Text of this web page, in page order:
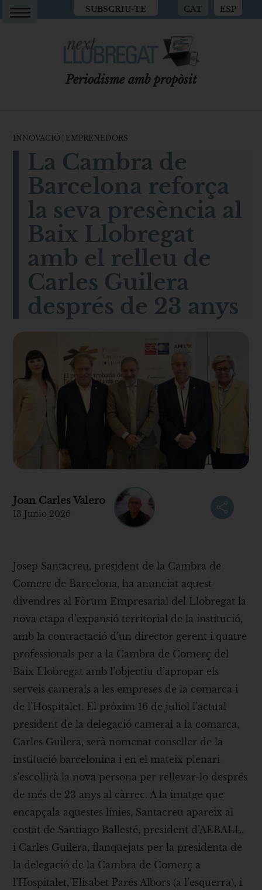
SUBSCRIU-TE CAT ESP
Periodisme amb propòsit
INNOVACIÓ EMPRENEDORS
La Cambra de
Barcelona reforça
la seva presència al
Baix Llobregat
amb el relleu de
Carles Guilera
després de 23 anys
Joan Carles Valero
13 Junio 2026
Josep Santacreu, president de la Cambra de
Comerç de Barcelona, ha anunciat aquest
divendres al Fòrum Empresarial del Llobregat la
nova etapa d’expansió territorial de la institució,
amb la contractació d’un director gerent i quatre
professionals per a la Cambra de Comerç del
Baix Llobregat amb l’objectiu d’apropar els
serveis camerals a les empreses de la comarca i
de l’Hospitalet. El pròxim 16 de juliol l’actual
president de la delegació cameral a la comarca,
Carles Guilera, serà nomenat conseller de la
institució barcelonina i en el mateix plenari
s’escollirà la nova persona per rellevar-lo després
de més de 23 anys al càrrec. A la imatge que
encapçala aquestes línies, Santacreu apareix al
costat de Santiago Ballesté, president d’AEBALL,
i Carles Guilera, flanquejats per la presidenta de
la delegació de la Cambra de Comerç a
l’Hospitalet, Elisabet Parés Albors (a l’esquerra), i